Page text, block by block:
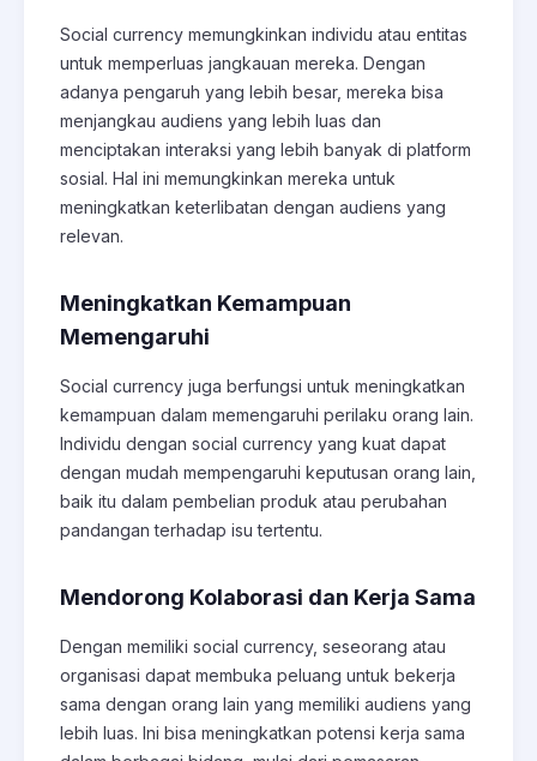
Social currency memungkinkan individu atau entitas
untuk memperluas jangkauan mereka. Dengan
adanya pengaruh yang lebih besar, mereka bisa
menjangkau audiens yang lebih luas dan
menciptakan interaksi yang lebih banyak di platform
sosial. Hal ini memungkinkan mereka untuk
meningkatkan keterlibatan dengan audiens yang
relevan.
Meningkatkan Kemampuan
Memengaruhi
Social currency juga berfungsi untuk meningkatkan
kemampuan dalam memengaruhi perilaku orang lain.
Individu dengan social currency yang kuat dapat
dengan mudah mempengaruhi keputusan orang lain,
baik itu dalam pembelian produk atau perubahan
pandangan terhadap isu tertentu.
Mendorong Kolaborasi dan Kerja Sama
Dengan memiliki social currency, seseorang atau
organisasi dapat membuka peluang untuk bekerja
sama dengan orang lain yang memiliki audiens yang
lebih luas. Ini bisa meningkatkan potensi kerja sama